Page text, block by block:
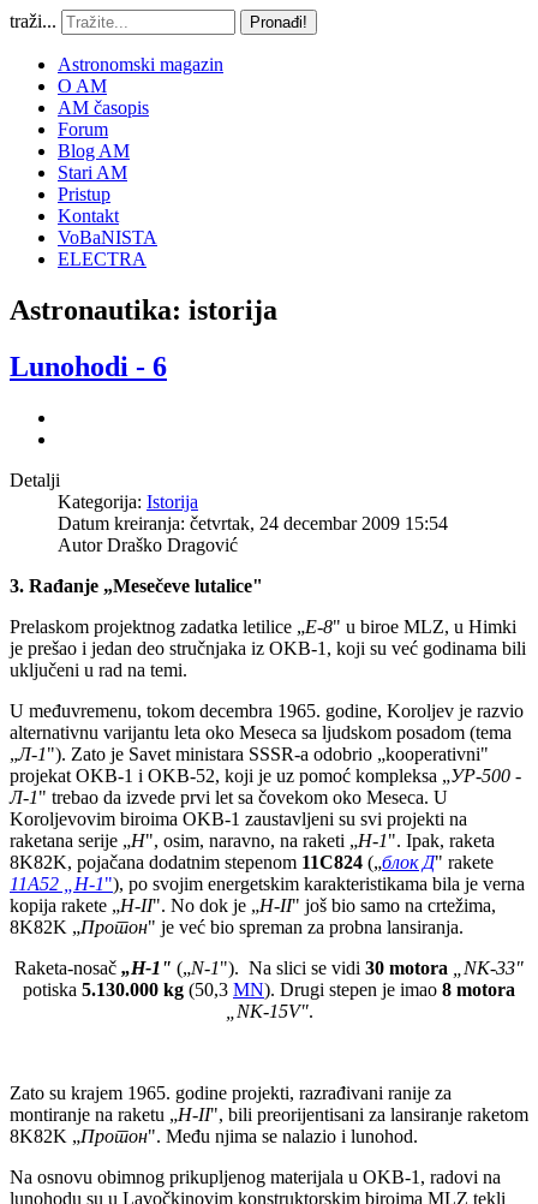
traži... Pronađi!
Astronomski magazin
O AM
AM časopis
Forum
Blog AM
Stari AM
Pristup
Kontakt
VoBaNISTA
ELECTRA
Astronautika: istorija
Lunohodi - 6
Detalji
Kategorija: Istorija
Datum kreiranja: četvrtak, 24 decembar 2009 15:54
AutorDraško Dragović
3. Rađanje „Mesečeve lutalice"
Prelaskom projektnog zadatka letilice „E-8" u biroe MLZ, u Himki
je prešao i jedan deo stručnjaka iz OKB-1, koji su već godinama bili
uključeni u rad na temi.
U međuvremenu, tokom decembra 1965. godine, Koroljev je razvio
alternativnu varijantu leta oko Meseca sa ljudskom posadom (tema
„Л-1"). Zato je Savet ministara SSSR-a odobrio „kooperativni"
projekat OKB-1 i OKB-52, koji je uz pomoć kompleksa „УР-500 -
Л-1" trebao da izvede prvi let sa čovekom oko Meseca. U
Koroljevovim biroima OKB-1 zaustavljeni su svi projekti na
raketana serije „H", osim, naravno, na raketi „H-1". Ipak, raketa
8K82K, pojačana dodatnim stepenom 11C824 („блок Д" rakete
11А52 „Н-1"), po svojim energetskim karakteristikama bila je verna
kopija rakete „H-II". No dok je „H-II" još bio samo na crtežima,
8K82K „Протон" je već bio spreman za probna lansiranja.
Raketa-nosač „H-1" („N-1"). Na slici se vidi 30 motora „NK-33"
potiska 5.130.000 kg (50,3 MN). Drugi stepen je imao 8 motora
„NK-15V".
Zato su krajem 1965. godine projekti, razrađivani ranije za
montiranje na raketu „H-II", bili preorijentisani za lansiranje raketom
8K82K „Протон". Među njima se nalazio i lunohod.
Na osnovu obimnog prikupljenog materijala u OKB-1, radovi na
lunohodu su u Lavočkinovim konstruktorskim biroima MLZ tekli